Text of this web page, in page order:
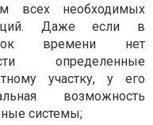
всех необходимых
Даже если в
времени нет
определенные
участку, у его
возможность
системы;